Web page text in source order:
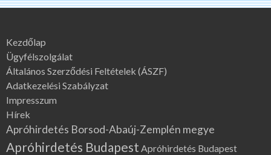
Kezdőlap
Ügyfélszolgálat
Általános Szerződési Feltételek (ÁSZF)
Adatkezelési Szabályzat
Impresszum
Hírek
Apróhirdetés Borsod-Abaúj-Zemplén megye
Apróhirdetés Budapest Apróhirdetés Budapest